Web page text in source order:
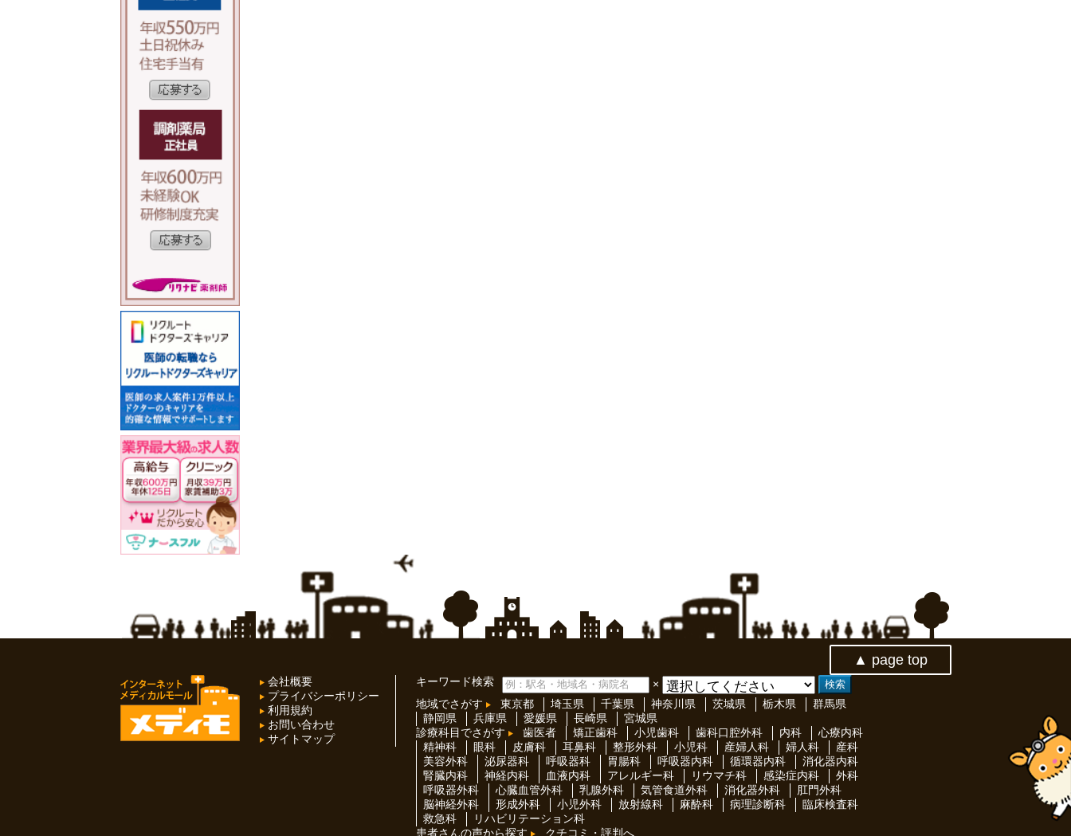
▲ page top
会社概要
プライバシーポリシー
利用規約
お問い合わせ
サイトマップ
キーワード検索
×
地域でさがす
東京都 埼玉県 千葉県 神奈川県 茨城県 栃木県
群馬県
静岡県
兵庫県 愛媛県 長崎県
宮城県
診療科目でさがす
歯医者 矯正歯科 小児歯科 歯科口腔外科 内科
心療内科
精神科
眼科 皮膚科 耳鼻科 整形外科 小児科 産婦人科 婦人科
産科
美容外科
泌尿器科 呼吸器科 胃腸科 呼吸器内科 循環器内科
消化器内科
腎臓内科
神経内科 血液内科 アレルギー科 リウマチ科 感染症内科
外科
呼吸器外科
心臓血管外科 乳腺外科 気管食道外科 消化器外科
肛門外科
脳神経外科
形成外科 小児外科 放射線科 麻酔科 病理診断科
臨床検査科
救急科
リハビリテーション科
患者さんの声から探す
クチコミ・評判へ